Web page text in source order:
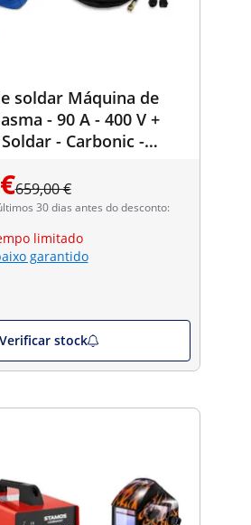
soldar Máquina de
- 90 A - 400 V +
- Carbonic -
659,00 €
30 dias antes do desconto:
limitado
garantido
Verificar stock